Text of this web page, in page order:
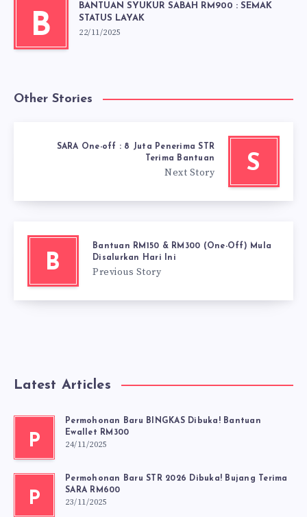
B
BANTUAN SYUKUR SABAH RM900 : SEMAK
STATUS LAYAK
22/11/2025
Other Stories
S
SARA One-off : 8 Juta Penerima STR
Terima Bantuan
Next Story
B
Bantuan RM150 & RM300 (One-Off) Mula
Disalurkan Hari Ini
Previous Story
Latest Articles
P
Permohonan Baru BINGKAS Dibuka! Bantuan
Ewallet RM300
24/11/2025
P
Permohonan Baru STR 2026 Dibuka! Bujang Terima
SARA RM600
23/11/2025